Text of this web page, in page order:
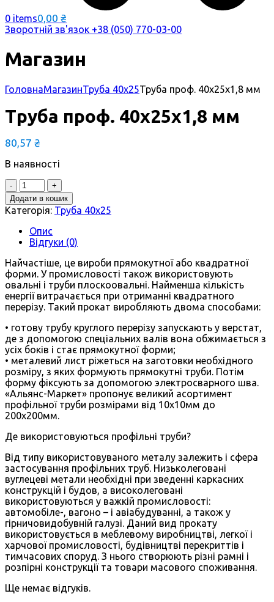
0 items0,00 ₴
Зворотній зв'язок +38 (050) 770-03-00
Магазин
ГоловнаМагазинТруба 40х25Труба проф. 40х25х1,8 мм
Труба проф. 40х25х1,8 мм
80,57 ₴
В наявності
Quantity
Додати в кошик
Категорія: Труба 40х25
Опис
Відгуки (0)
Найчастіше, це вироби прямокутної або квадратної
форми. У промисловості також використовують
овальні і труби плоскоовальні. Найменша кількість
енергії витрачається при отриманні квадратного
перерізу. Такий прокат виробляють двома способами:
• готову трубу круглого перерізу запускають у верстат,
де з допомогою спеціальних валів вона обжимається з
усіх боків і стає прямокутної форми;
• металевий лист ріжеться на заготовки необхідного
розміру, з яких формують прямокутні труби. Потім
форму фіксують за допомогою электросварного шва.
«Альянс-Маркет» пропонує великий асортимент
профільної труби розмірами від 10х10мм до
200х200мм.
Де використовуються профільні труби?
Від типу використовуваного металу залежить і сфера
застосування профільних труб. Низьколеговані
вуглецеві метали необхідні при зведенні каркасних
конструкцій і будов, а високолеговані
використовуються у важкій промисловості:
автомобіле-, вагоно – і авіабудуванні, а також у
гірничовидобувній галузі. Даний вид прокату
використовується в меблевому виробництві, легкої і
харчової промисловості, будівництві перекриттів і
тимчасових споруд. З нього створюють різні рамні і
розпірні конструкції та товари масового споживання.
Ще немає відгуків.